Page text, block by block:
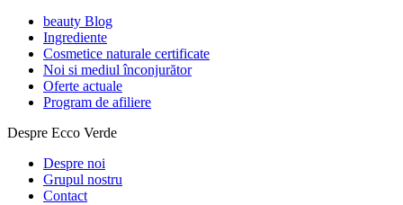
beauty Blog
Ingrediente
Cosmetice naturale certificate
Noi si mediul înconjurător
Oferte actuale
Program de afiliere
Despre Ecco Verde
Despre noi
Grupul nostru
Contact